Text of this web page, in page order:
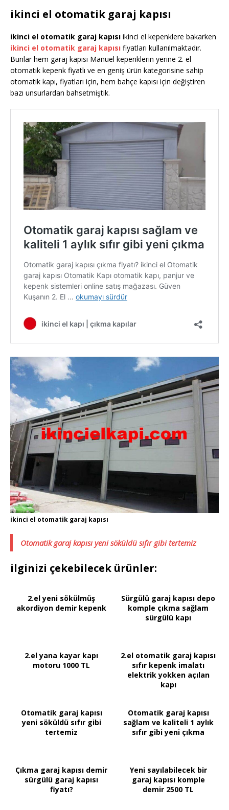
ikinci el otomatik garaj kapısı
ikinci el otomatik garaj kapısı ikinci el kepenklere bakarken
ikinci el otomatik garaj kapısı fiyatları kullanılmaktadır.
Bunlar hem garaj kapısı Manuel kepenklerin yerine 2. el
otomatik kepenk fiyatlı ve en geniş ürün kategorisine sahip
otomatik kapı, fiyatları için, hem bahçe kapısı için değiştiren
bazı unsurlardan bahsetmiştik.
ikinci el otomatik garaj kapısı
Otomatik garaj kapısı yeni söküldü sıfır gibi tertemiz
ilginizi çekebilecek ürünler:
2.el yeni sökülmüş
akordiyon demir kepenk
Sürgülü garaj kapısı depo
komple çıkma sağlam
sürgülü kapı
2.el yana kayar kapı
motoru 1000 TL
2.el otomatik garaj kapısı
sıfır kepenk imalatı
elektrik yokken açılan
kapı
Otomatik garaj kapısı
yeni söküldü sıfır gibi
tertemiz
Otomatik garaj kapısı
sağlam ve kaliteli 1 aylık
sıfır gibi yeni çıkma
Çıkma garaj kapısı demir
sürgülü garaj kapısı
fiyatı?
Yeni sayılabilecek bir
garaj kapısı komple
demir 2500 TL